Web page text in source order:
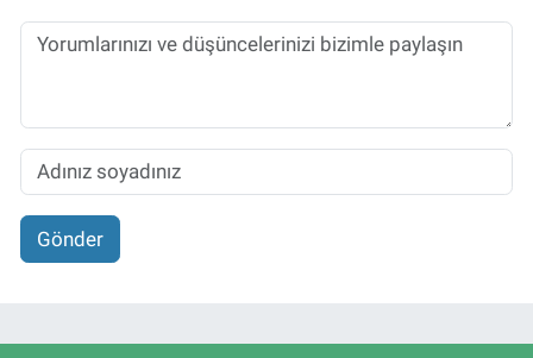
Gönder